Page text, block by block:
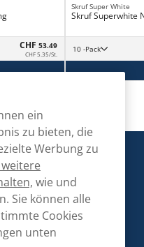
CHF 53.49
CHF 5.35/St.
Skruf Super White
Skruf Superwhite
10 -Pack
uns!
ein
zu bieten, die
Werbung zu
wie und
Sie können alle
Cookies
unten